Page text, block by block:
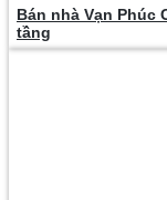
Bán nhà Vạn Phúc
tầng